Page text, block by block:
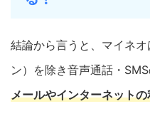
結論から言うと、マイネ
ン）を除き音声通話・
メールやインターネット